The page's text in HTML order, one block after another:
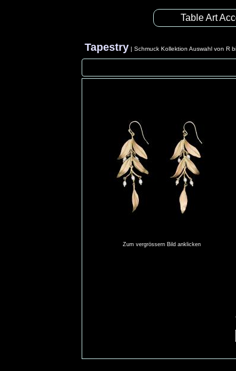
Table Art
Tapestry |Schmuck Kollektion Auswahl von R
Zum vergrössern Bild anklicken